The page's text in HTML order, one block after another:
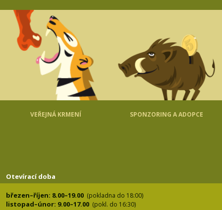
VEŘEJNÁ KRMENÍ SPONZORING A ADOPCE
Otevírací doba
březen–říjen: 8.00–19.00 (pokladna do 18:00)
listopad–únor: 9.00–17.00 (pokl. do 16:30)